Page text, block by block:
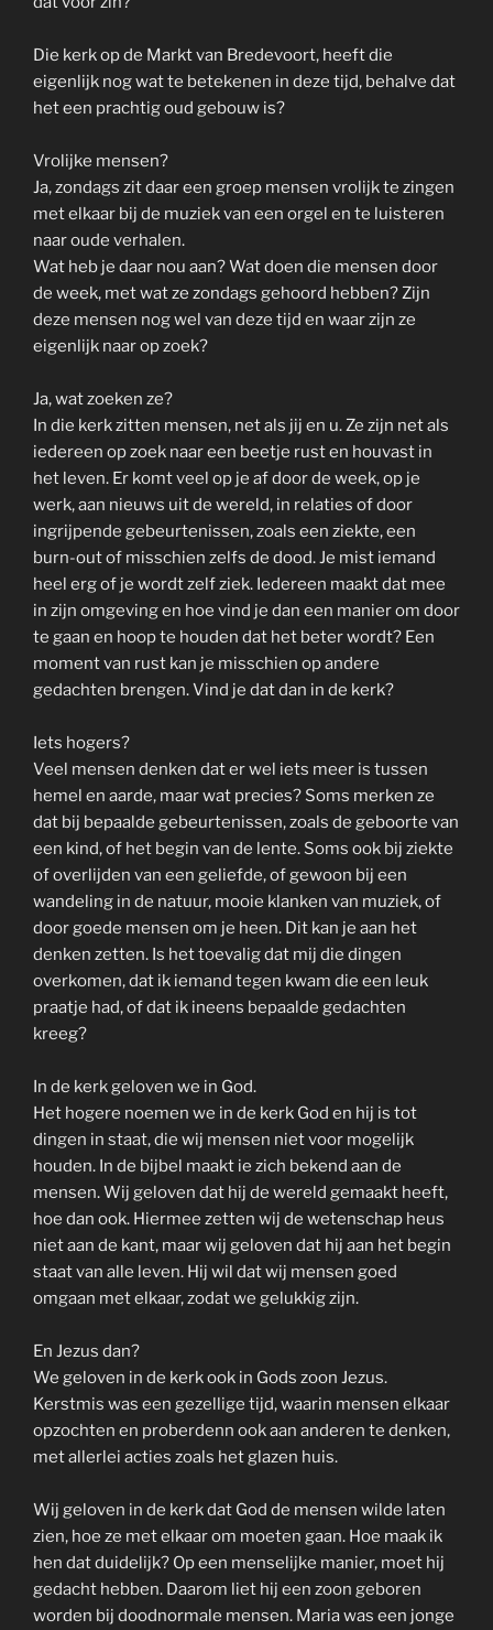
Die kerk op de Markt van Bredevoort, heeft die
eigenlijk nog wat te betekenen in deze tijd, behalve dat
het een prachtig oud gebouw is?
Vrolijke mensen?
Ja, zondags zit daar een groep mensen vrolijk te zingen
met elkaar bij de muziek van een orgel en te luisteren
naar oude verhalen.
Wat heb je daar nou aan? Wat doen die mensen door
de week, met wat ze zondags gehoord hebben? Zijn
deze mensen nog wel van deze tijd en waar zijn ze
eigenlijk naar op zoek?
Ja, wat zoeken ze?
In die kerk zitten mensen, net als jij en u. Ze zijn net als
iedereen op zoek naar een beetje rust en houvast in
het leven. Er komt veel op je af door de week, op je
werk, aan nieuws uit de wereld, in relaties of door
ingrijpende gebeurtenissen, zoals een ziekte, een
burn-out of misschien zelfs de dood. Je mist iemand
heel erg of je wordt zelf ziek. Iedereen maakt dat mee
in zijn omgeving en hoe vind je dan een manier om door
te gaan en hoop te houden dat het beter wordt? Een
moment van rust kan je misschien op andere
gedachten brengen. Vind je dat dan in de kerk?
Iets hogers?
Veel mensen denken dat er wel iets meer is tussen
hemel en aarde, maar wat precies? Soms merken ze
dat bij bepaalde gebeurtenissen, zoals de geboorte van
een kind, of het begin van de lente. Soms ook bij ziekte
of overlijden van een geliefde, of gewoon bij een
wandeling in de natuur, mooie klanken van muziek, of
door goede mensen om je heen. Dit kan je aan het
denken zetten. Is het toevalig dat mij die dingen
overkomen, dat ik iemand tegen kwam die een leuk
praatje had, of dat ik ineens bepaalde gedachten
kreeg?
In de kerk geloven we in God.
Het hogere noemen we in de kerk God en hij is tot
dingen in staat, die wij mensen niet voor mogelijk
houden. In de bijbel maakt ie zich bekend aan de
mensen. Wij geloven dat hij de wereld gemaakt heeft,
hoe dan ook. Hiermee zetten wij de wetenschap heus
niet aan de kant, maar wij geloven dat hij aan het begin
staat van alle leven. Hij wil dat wij mensen goed
omgaan met elkaar, zodat we gelukkig zijn.
En Jezus dan?
We geloven in de kerk ook in Gods zoon Jezus.
Kerstmis was een gezellige tijd, waarin mensen elkaar
opzochten en proberdenn ook aan anderen te denken,
met allerlei acties zoals het glazen huis.
Wij geloven in de kerk dat God de mensen wilde laten
zien, hoe ze met elkaar om moeten gaan. Hoe maak ik
hen dat duidelijk? Op een menselijke manier, moet hij
gedacht hebben. Daarom liet hij een zoon geboren
worden bij doodnormale mensen. Maria was een jonge